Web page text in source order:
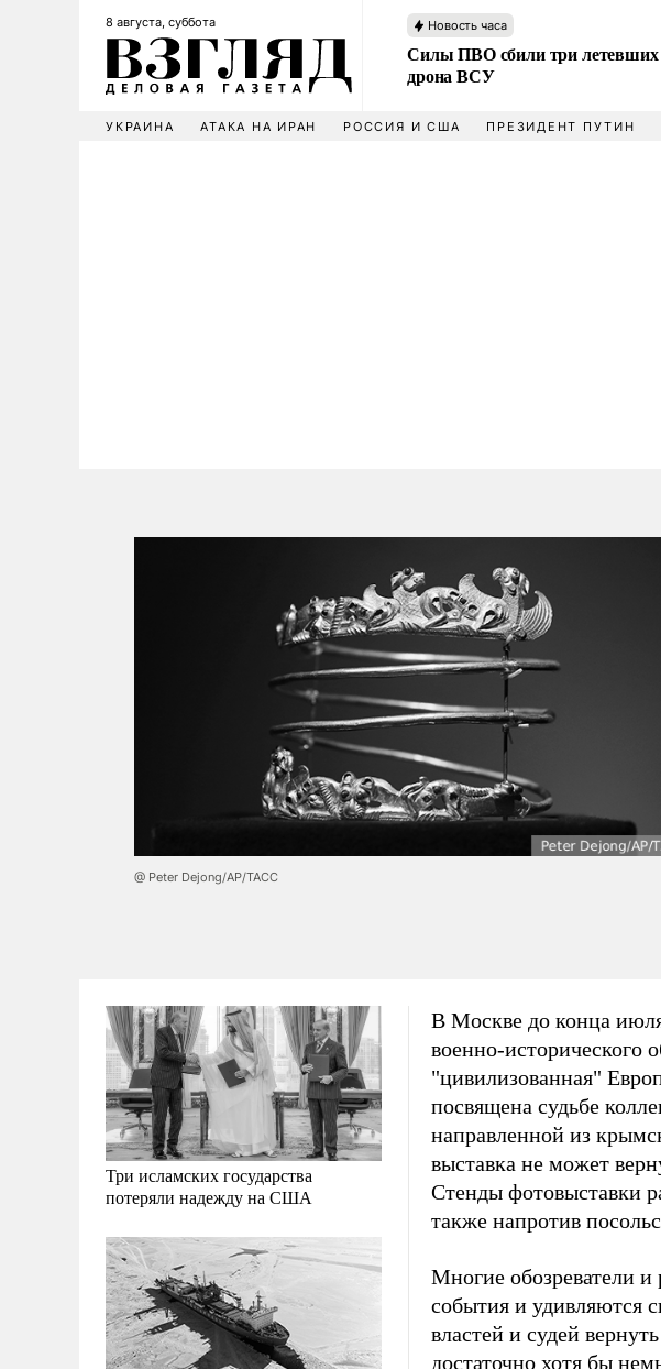
8 августа, суббота Новость часа
Силы ПВО сбили три
дрона ВСУ
УКРАИНА АТАКА НА ИРАН РОССИЯ И США ПРЕЗИДЕНТ ПУТИН
@ Peter Dejong/AP/ТАСС
Три исламских государства
потеряли надежду на США
В Москве до конца
военно-
"цивилизованная"
посвящена судьбе
направленной из
выставка не может
Стенды фотовыставки
также напротив
Многие обозреватели
события и удивляются
властей и судей
достаточно хотя бы